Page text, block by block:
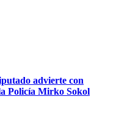
advierte con
Policía Mirko Sokol